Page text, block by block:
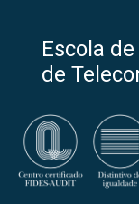
Escola
de